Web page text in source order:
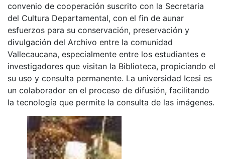
convenio de cooperación suscrito con la Secretaria
del Cultura Departamental, con el fin de aunar
esfuerzos para su conservación, preservación y
divulgación del Archivo entre la comunidad
Vallecaucana, especialmente entre los estudiantes e
investigadores que visitan la Biblioteca, propiciando el
su uso y consulta permanente. La universidad Icesi es
un colaborador en el proceso de difusión, facilitando
la tecnología que permite la consulta de las imágenes.